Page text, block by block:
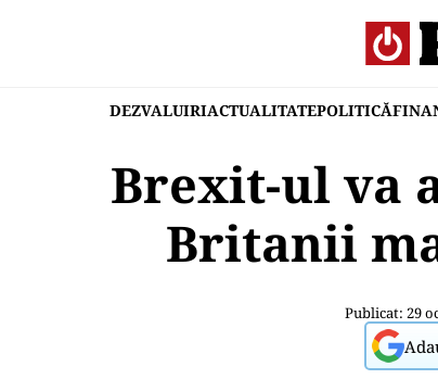
DEZVALUIRIACTUALITATEPOLITICĂ
Brexit-ul va
Britanii
Publicat: 29